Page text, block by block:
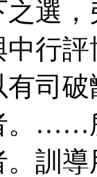
選，
行
司
。……
訓